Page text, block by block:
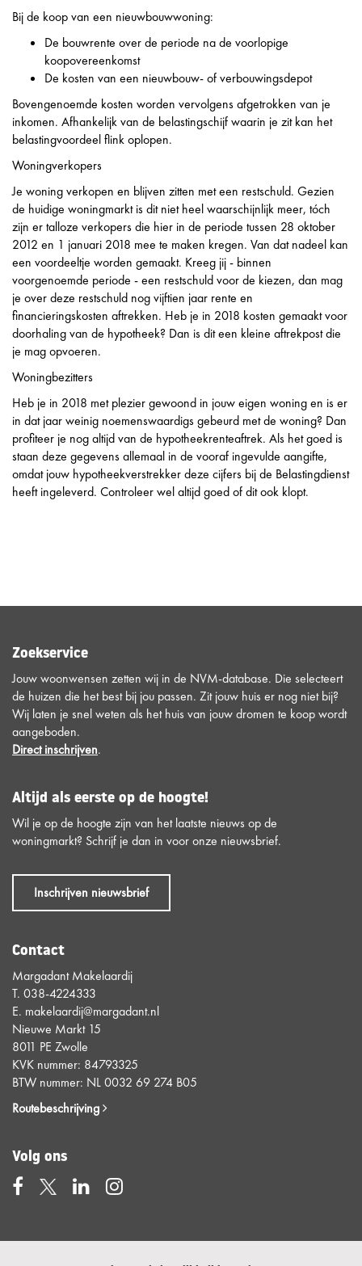
Bij de koop van een nieuwbouwwoning:
De bouwrente over de periode na de voorlopige
koopovereenkomst
De kosten van een nieuwbouw- of verbouwingsdepot
Bovengenoemde kosten worden vervolgens afgetrokken van je
inkomen. Afhankelijk van de belastingschijf waarin je zit kan het
belastingvoordeel flink oplopen.
Woningverkopers
Je woning verkopen en blijven zitten met een restschuld. Gezien
de huidige woningmarkt is dit niet heel waarschijnlijk meer, tóch
zijn er talloze verkopers die hier in de periode tussen 28 oktober
2012 en 1 januari 2018 mee te maken kregen. Van dat nadeel kan
een voordeeltje worden gemaakt. Kreeg jij - binnen
voorgenoemde periode - een restschuld voor de kiezen, dan mag
je over deze restschuld nog vijftien jaar rente en
financieringskosten aftrekken. Heb je in 2018 kosten gemaakt voor
doorhaling van de hypotheek? Dan is dit een kleine aftrekpost die
je mag opvoeren.
Woningbezitters
Heb je in 2018 met plezier gewoond in jouw eigen woning en is er
in dat jaar weinig noemenswaardigs gebeurd met de woning? Dan
profiteer je nog altijd van de hypotheekrenteaftrek. Als het goed is
staan deze gegevens allemaal in de vooraf ingevulde aangifte,
omdat jouw hypotheekverstrekker deze cijfers bij de Belastingdienst
heeft ingeleverd. Controleer wel altijd goed of dit ook klopt.
Zoekservice
Jouw woonwensen zetten wij in de NVM-database. Die selecteert
de huizen die het best bij jou passen. Zit jouw huis er nog niet bij?
Wij laten je snel weten als het huis van jouw dromen te koop wordt
aangeboden.
Direct inschrijven.
Altijd als eerste op de hoogte!
Wil je op de hoogte zijn van het laatste nieuws op de
woningmarkt? Schrijf je dan in voor onze nieuwsbrief.
Inschrijven nieuwsbrief
Contact
Margadant Makelaardij
T. 038-4224333
E. makelaardij@margadant.nl
Nieuwe Markt 15
8011 PE Zwolle
KVK nummer: 84793325
BTW nummer: NL 0032 69 274 B05
Routebeschrijving
Volg ons